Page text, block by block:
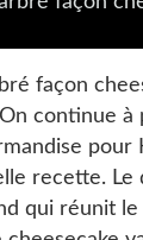
façon
continue à
pour
recette. Le
qui réunit